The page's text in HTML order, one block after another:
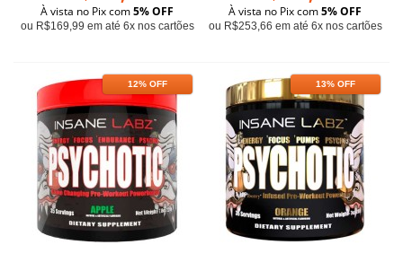
À vista no Pix com5% OFF
ou R$169,99 em até 6x nos cartões
À vista no Pix com5% OFF
ou R$253,66 em até 6x nos cartões
12% OFF 13% OFF